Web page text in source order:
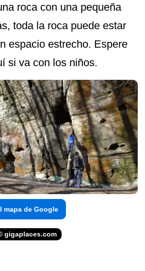
roca con una pequeña
toda la roca puede estar
espacio estrecho. Espere
si va con los niños.
mapa de Google
gigaplaces.com